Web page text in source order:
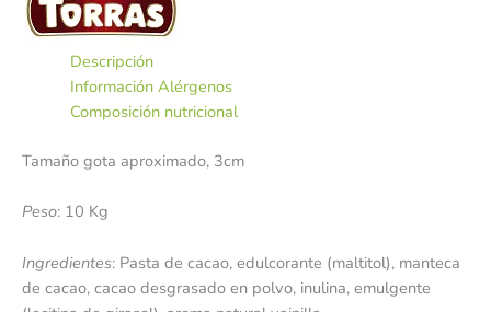
Descripción
Información Alérgenos
Composición nutricional
Tamaño gota aproximado, 3cm
Peso: 10 Kg
Ingredientes: Pasta de cacao, edulcorante (maltitol), manteca
de cacao, cacao desgrasado en polvo, inulina, emulgente